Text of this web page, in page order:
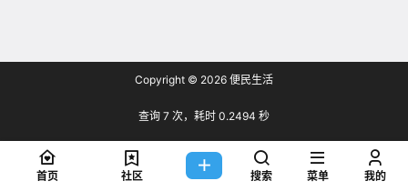
Copyright © 2026 便民生活
查询 7 次，耗时 0.2494 秒
首页 社区 搜索 菜单 我的